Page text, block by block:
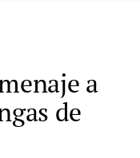
a
de